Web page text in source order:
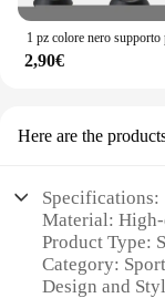
2,90€
Here are the
Specifications:
Material:
Product Type:
Category:
Design and